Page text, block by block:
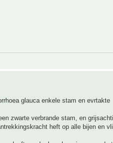
glauca enkele stam en evrtakte
zwarte verbrande stam, en
heft op alle bijen en